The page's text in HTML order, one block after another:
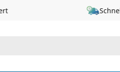
Versand · 1 – 3 Werktage